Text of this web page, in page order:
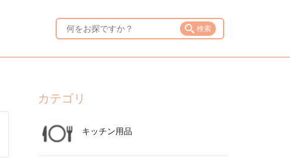
検索
カテゴリ
キッチン用品